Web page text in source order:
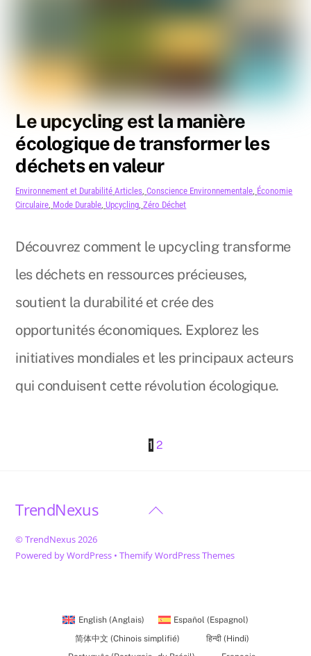
Le upcycling est la manière
écologique de transformer les
déchets en valeur
Environnement et Durabilité Articles ,Conscience Environnementale Économie
Circulaire Mode Durable ,Upcycling ,Zéro Déchet
Découvrez comment le upcycling transforme
les déchets en ressources précieuses,
soutient la durabilité et crée des
opportunités économiques. Explorez les
initiatives mondiales et les principaux acteurs
qui conduisent cette révolution écologique.
1 2
Back
TrendNexus
©TrendNexus2026
Powered byWordPress •Themify WordPress Themes
English (Anglais) Español (Espagnol)
简体中文 (Chinois simplifié) हिन्दी(Hindi)